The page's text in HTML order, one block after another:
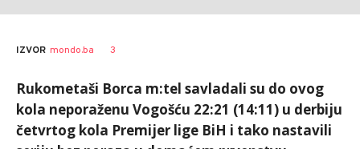
IZVOR mondo.ba 3
Rukometaši Borca m:tel savladali su do ovog
kola neporaženu Vogošću 22:21 (14:11) u derbiju
četvrtog kola Premijer lige BiH i tako nastavili